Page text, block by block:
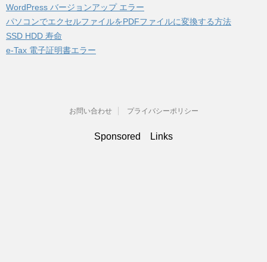
WordPress バージョンアップ エラー
パソコンでエクセルファイルをPDFファイルに変換する方法
SSD HDD 寿命
e-Tax 電子証明書エラー
お問い合わせ プライバシーポリシー
Sponsored Links